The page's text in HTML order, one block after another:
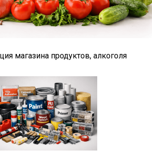
магазина продуктов, алкоголя